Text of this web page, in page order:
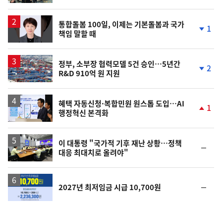
통합돌봄 100일, 이제는 기본돌봄과 국가
책임 말할 때
1
정부, 소부장 협력모델 5건 승인…5년간
R&D 910억 원 지원
2
혜택 자동신청·복합민원 원스톱 도입…AI
행정혁신 본격화
1
이 대통령 "국가적 기후 재난 상황…정책
대응 최대치로 올려야"
일
2027년 최저임금 시급 10,700원